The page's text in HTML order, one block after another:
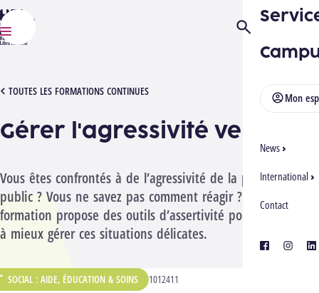
HELMo
Mon
News
International
Contact
facebook
Ouvrir/Fermer
TOUTES LES FORMATIONS CONTINUES
[1012411][2704] GÉRER L'AGRESSIVITÉ VERBALE
Gérer l'agressivité verbale
Vous êtes confrontés à de l’agressivité de la part de votre
public ? Vous ne savez pas comment réagir ? Cette
formation propose des outils d’assertivité pour vous aider
à mieux gérer ces situations délicates.
:
SOCIAL : AIDE, ÉDUCATION & SOINS CODE ANALYTIQUE :
1012411